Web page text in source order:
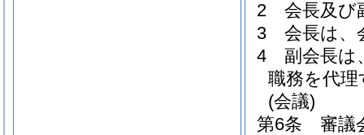
2
会長及び
3
会長は、
4
副会長は
職務を代理
(会議)
第6条
審議